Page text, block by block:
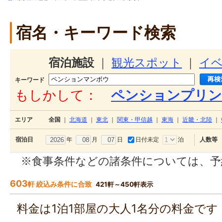
宿名・キーワード検索
宿泊施設 観光スポット イ
キーワード
もしかして： ペンションプリ
エリア 全国 北海道 東北 関東・甲信越 東海 近畿・北陸
宿泊日 年 月 日 日付未定 泊 人数等
※食事条件などの諸条件については、
603軒 絞込み条件に合致 421軒～450軒表示
料金は1泊1部屋の大人1名分の料金で